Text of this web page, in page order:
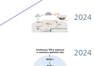
2024
2024